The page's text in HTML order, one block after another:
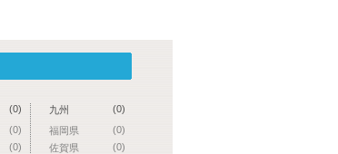
(0)
(0)
(0)
(0)
九州
(0)
福岡県
(0)
佐賀県